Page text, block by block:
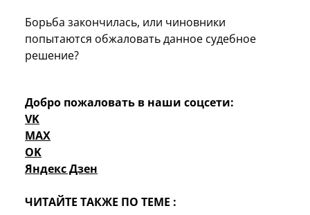
Борьба закончилась, или чиновники
попытаются обжаловать данное судебное
решение?
Добро пожаловать в наши соцсети:
VK
MAX
OK
Яндекс Дзен
ЧИТАЙТЕ ТАКЖЕ ПО ТЕМЕ :